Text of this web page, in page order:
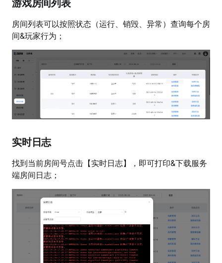
游戏房间列表
房间列表可以按照状态（运行、销毁、异常）查询每个房
间&玩家行为；
实时日志
找到当前房间号点击【实时日志】，即可打印&下载服务
端房间日志；